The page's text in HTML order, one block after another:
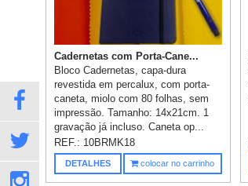
Cadernetas com Porta-Cane...
Bloco Cadernetas, capa-dura
revestida em percalux, com porta-
caneta, miolo com 80 folhas, sem
impressão. Tamanho: 14x21cm. 1
gravação já incluso. Caneta op...
REF.: 10BRMK18
DETALHES colocar no carrinho